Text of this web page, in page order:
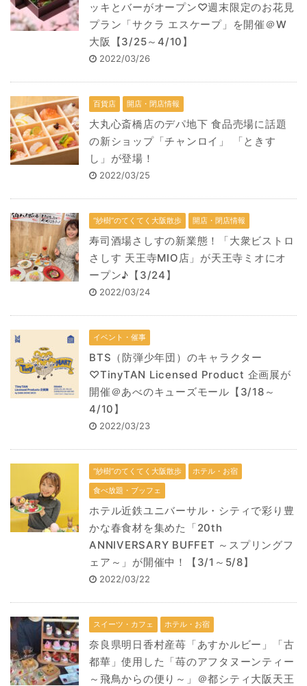
ッキとバーがオープン♡週末限定のお花見
プラン「サクラ エスケープ」を開催＠W
大阪【3/25～4/10】
2022/03/26
百貨店 開店・閉店情報
大丸心斎橋店のデパ地下 食品売場に話題
の新ショップ「チャンロイ」 「ときす
し」が登場！
2022/03/25
“紗樹”のてくてく大阪散歩 開店・閉店情報
寿司酒場さしすの新業態！「大衆ビストロ
さしす 天王寺MIO店」が天王寺ミオにオ
ープン♪【3/24】
2022/03/24
イベント・催事
BTS（防弾少年団）のキャラクター
♡TinyTAN Licensed Product 企画展が
開催＠あべのキューズモール【3/18～
4/10】
2022/03/23
“紗樹”のてくてく大阪散歩
ホテル・お宿
食べ放題・ブッフェ
ホテル近鉄ユニバーサル・シティで彩り豊
かな春食材を集めた「20th
ANNIVERSARY BUFFET ～スプリングフ
ェア～」が開催中！【3/1～5/8】
2022/03/22
スイーツ・カフェ ホテル・お宿
奈良県明日香村産苺「あすかルビー」「古
都華」使用した「苺のアフタヌーンティー
～飛鳥からの便り～」＠都シティ大阪天王